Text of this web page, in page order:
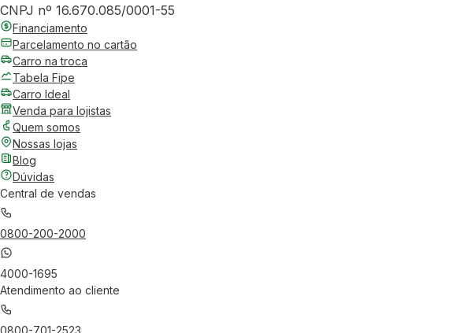
CNPJ nº 16.670.085/0001-55
Financiamento
Parcelamento no cartão
Carro na troca
Tabela Fipe
Carro Ideal
Venda para lojistas
Quem somos
Nossas lojas
Blog
Dúvidas
Central de vendas
0800-200-2000
4000-1695
Atendimento ao cliente
0800-701-2523